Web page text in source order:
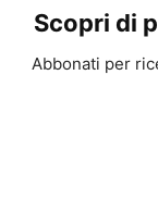
Scopri di
Abbonati per